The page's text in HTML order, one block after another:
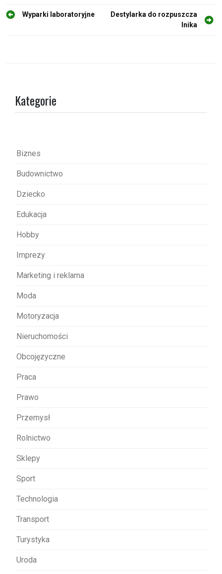
N
Wyparki laboratoryjne
Destylarka do rozpuszcza
lnika
Kategorie
Biznes
Budownictwo
Dziecko
Edukacja
Hobby
Imprezy
Marketing i reklama
Moda
Motoryzacja
Nieruchomości
Obcojęzyczne
Praca
Prawo
Przemysł
Rolnictwo
Sklepy
Sport
Technologia
Transport
Turystyka
Uroda